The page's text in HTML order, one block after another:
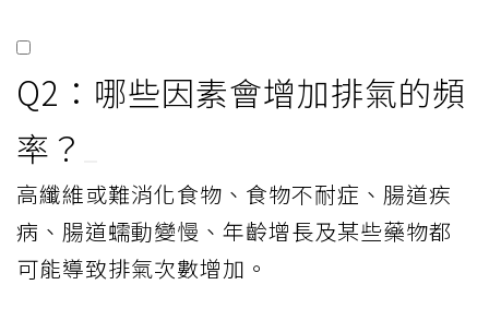
Q2：哪些因素會增加排氣的頻
率？
高纖維或難消化食物、食物不耐症、腸道疾
病、腸道蠕動變慢、年齡增長及某些藥物都
可能導致排氣次數增加。